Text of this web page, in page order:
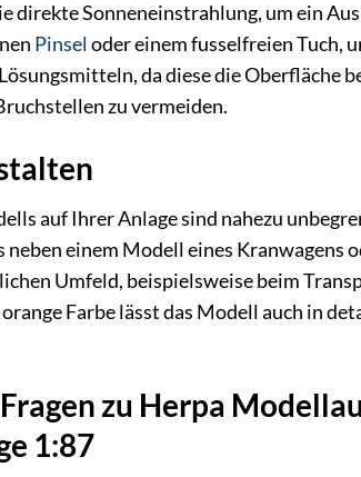
direkte Sonneneinstrahlung, um ein
Pinseloder einem fusselfreien Tuch,
da diese die Oberfläche
zu vermeiden.
auf Ihrer Anlage sind nahezu
einem Modell eines Kranwagens
Umfeld, beispielsweise beim
Farbe lässt das Modell auch in
zu Herpa
1:87